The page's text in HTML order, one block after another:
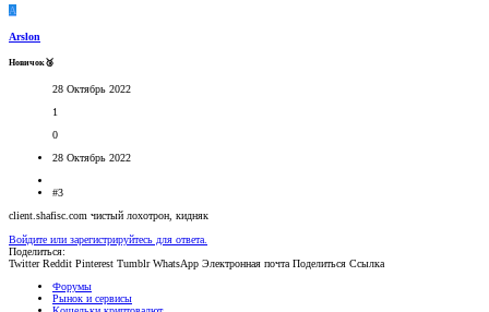
A
Arslon
Новичок🥉
28 Октябрь 2022
1
0
28 Октябрь 2022
#3
client.shafisc.com чистый лохотрон, кидняк
Войдите или зарегистрируйтесь для ответа.
Поделиться:
Twitter Reddit Pinterest Tumblr WhatsApp Электронная почта Поделиться Ссылка
Форумы
Рынок и сервисы